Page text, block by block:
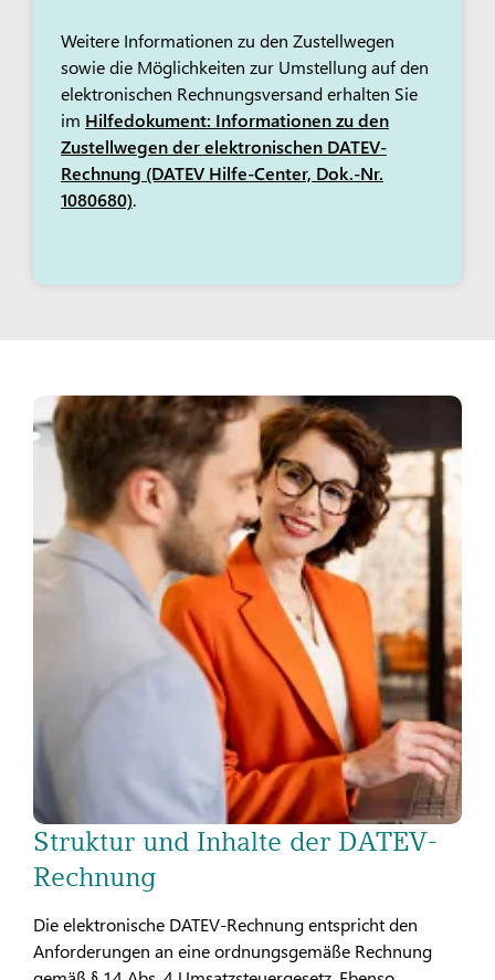
Weitere Informationen zu den Zustellwegen
sowie die Möglichkeiten zur Umstellung auf den
elektronischen Rechnungsversand erhalten Sie
im Hilfedokument: Informationen zu den
Zustellwegen der elektronischen DATEV-
Rechnung (DATEV Hilfe-Center, Dok.-Nr.
1080680).
Struktur und Inhalte der DATEV-
Rechnung
Die elektronische DATEV-Rechnung entspricht den
Anforderungen an eine ordnungsgemäße Rechnung